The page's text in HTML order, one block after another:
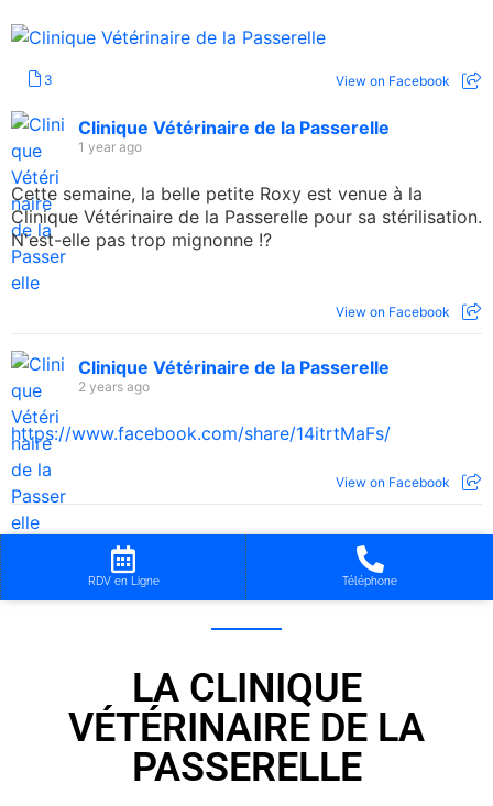
3 View on Facebook
Clinique Vétérinaire de la Passerelle
1 year ago
Cette semaine, la belle petite Roxy est venue à la
Clinique Vétérinaire de la Passerelle pour sa stérilisation.
N'est-elle pas trop mignonne !?
View on Facebook
Clinique Vétérinaire de la Passerelle
2 years ago
https://www.facebook.com/share/14itrtMaFs/
View on Facebook
RDV en Ligne Téléphone
LA CLINIQUE
VÉTÉRINAIRE DE LA
PASSERELLE